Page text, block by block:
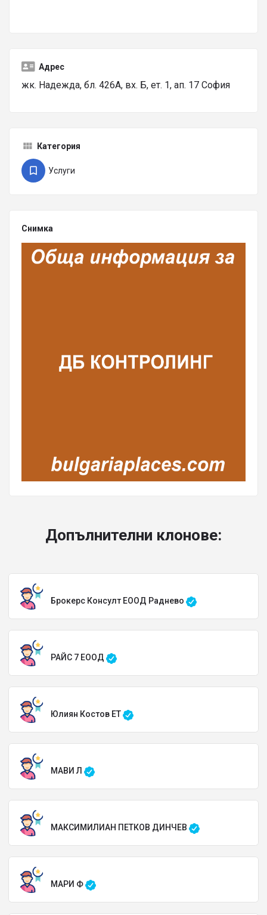
Адрес
жк. Надежда, бл. 426А, вх. Б, ет. 1, ап. 17 София
Категория
Услуги
Снимка
Допълнителни клонове:
Брокерс Консулт ЕООД Раднево
РАЙС 7 ЕООД
Юлиян Костов ЕТ
МАВИ Л
МАКСИМИЛИАН ПЕТКОВ ДИНЧЕВ
МАРИ Ф